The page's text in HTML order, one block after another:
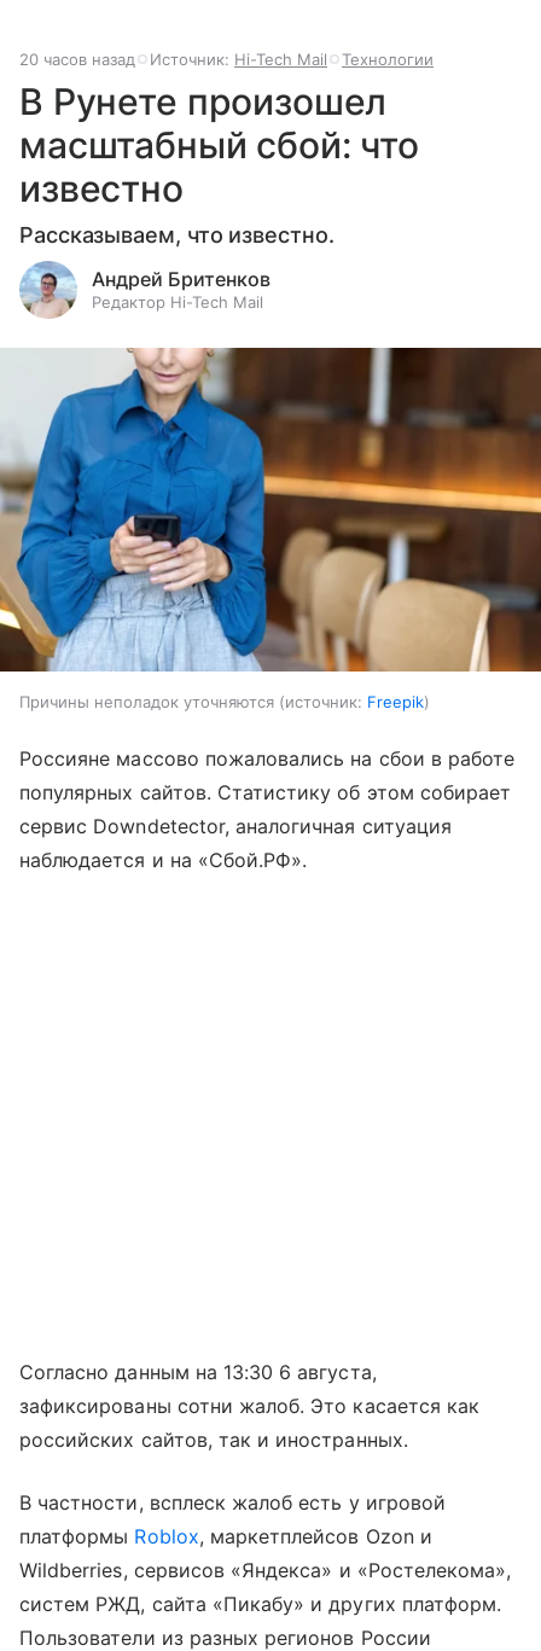
20 часов назад Источник: Hi-Tech Mail Технологии
В Рунете произошел
масштабный сбой: что
известно
Рассказываем, что известно.
Андрей Бритенков
Редактор Hi-Tech Mail
Причины неполадок уточняются источник: Freepik
Россияне массово пожаловались на сбои в работе
популярных сайтов. Статистику об этом собирает
сервис Downdetector, аналогичная ситуация
наблюдается и на «Сбой.РФ».
Согласно данным на 13:30 6 августа,
зафиксированы сотни жалоб. Это касается как
российских сайтов, так и иностранных.
В частности, всплеск жалоб есть у игровой
платформы Roblox, маркетплейсов Ozon и
Wildberries, сервисов «Яндекса» и «Ростелекома»,
систем РЖД, сайта «Пикабу» и других платформ.
Пользователи из разных регионов России